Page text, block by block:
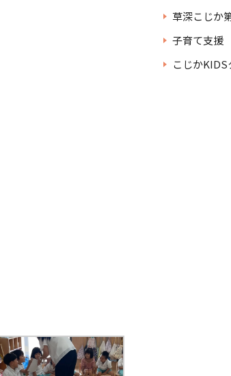
草深こじか
子育て支援
こじかKIDS